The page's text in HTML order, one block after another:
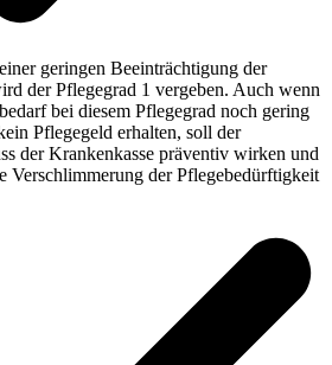
geringen Beeinträchtigung der
der Pflegegrad 1 vergeben. Auch wenn
bei diesem Pflegegrad noch gering
Pflegegeld erhalten, soll der
der Krankenkasse präventiv wirken und
Verschlimmerung der Pflegebedürftigkeit